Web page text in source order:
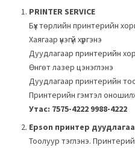
PRINTER SERVICE
Бүх төрлийн принтерийн
Xаягаар үнэгүй хүргэнэ
Дуудлагаар принтерийн
Өнгөт лазер цэнэглэнэ
Дуудлагаар принтерийн
Принтерийн гэмтэл
Утас: 7575-4222 9988-4222
Epson принтер
Тоолуур тэглэнэ.